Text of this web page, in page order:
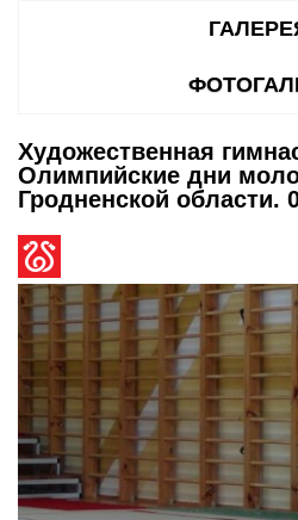
Художественная
Олимпийские дни
Гродненской области.